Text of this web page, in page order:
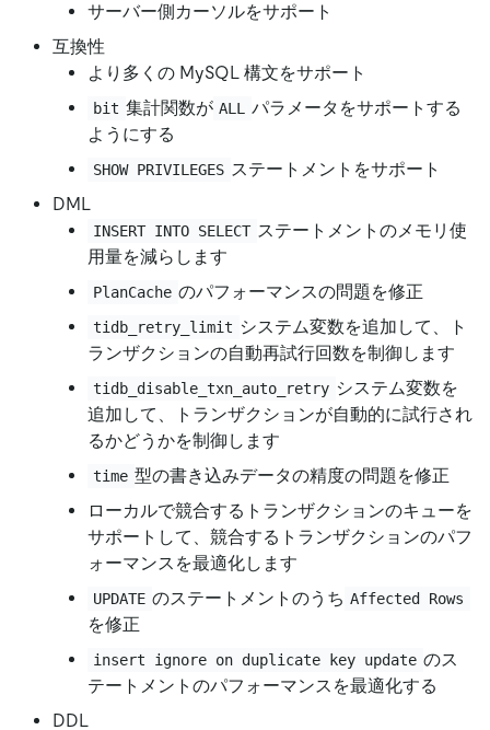
サーバー側カーソルをサポート
互換性
より多くの MySQL 構文をサポート
bit 集計関数が ALL
パラメータをサポートする
ようにする
SHOW PRIVILEGES ステートメントをサポート
DML
INSERT INTO SELECT ステートメントのメモリ使
用量を減らします
PlanCache のパフォーマンスの問題を修正
tidb_retry_limit システム変数を追加して、ト
ランザクションの自動再試行回数を制御します
tidb_disable_txn_auto_retry システム変数を
追加して、トランザクションが自動的に試行され
るかどうかを制御します
time 型の書き込みデータの精度の問題を修正
ローカルで競合するトランザクションのキューを
サポートして、競合するトランザクションのパフ
ォーマンスを最適化します
UPDATE のステートメントのうち Affected Rows
を修正
insert ignore on duplicate key update のス
テートメントのパフォーマンスを最適化する
DDL